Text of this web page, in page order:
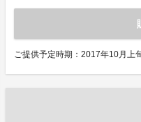
ご提供予定時期：2017年10月上